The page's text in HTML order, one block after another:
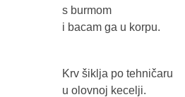
s burmom
i bacam ga u korpu.
Krv šiklja po tehničaru
u olovnoj kecelji.